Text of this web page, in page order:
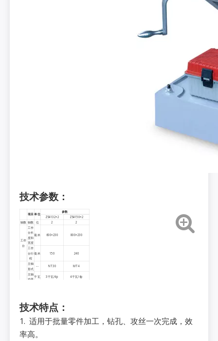
技术参数：
项目 单位
参数
ZS4132×2
ZS4150×2
轴数 轴数 位 2 2
工作
台
工作
台长
度和
宽度
毫米 600×230 800×230
工作
台行
程
毫米 150 240
主轴
形式
-- NT30
MT4
主轴
功率
千瓦 3千瓦/4p 4千瓦/4p
机器
规格
机器
重量
公斤 600
尺寸
（长
×宽×
高）
毫米 1200×610×1450 1390×1110×1750
技术特点 ：
1. 适用于批量零件加工，钻孔、攻丝一次完成，效
率高。